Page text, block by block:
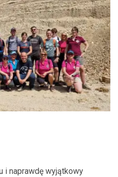
i naprawdę wyjątkowy